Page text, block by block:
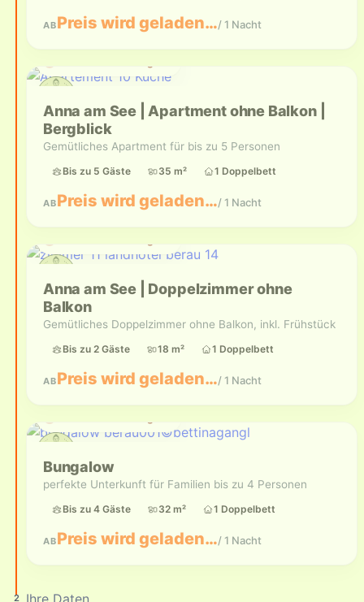
ABPreis wird geladen…/ 1 Nacht
Anna am See | Apartment ohne Balkon |
Bergblick
Gemütliches Apartment für bis zu 5 Personen
Bis zu 5 Gäste 35 m² 1 Doppelbett
ABPreis wird geladen…/ 1 Nacht
Anna am See | Doppelzimmer ohne
Balkon
Gemütliches Doppelzimmer ohne Balkon, inkl. Frühstück
Bis zu 2 Gäste 18 m² 1 Doppelbett
ABPreis wird geladen…/ 1 Nacht
Bungalow
perfekte Unterkunft für Familien bis zu 4 Personen
Bis zu 4 Gäste 32 m² 1 Doppelbett
ABPreis wird geladen…/ 1 Nacht
2